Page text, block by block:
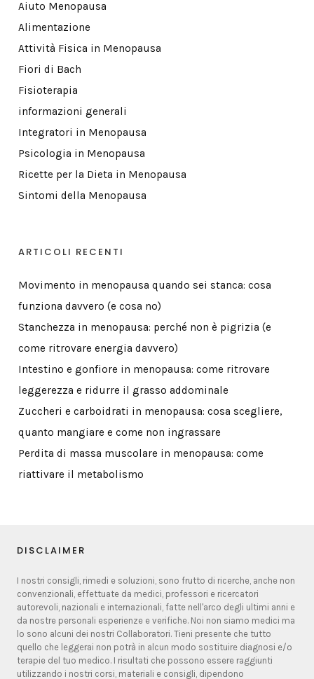
Aiuto Menopausa
Alimentazione
Attività Fisica in Menopausa
Fiori di Bach
Fisioterapia
informazioni generali
Integratori in Menopausa
Psicologia in Menopausa
Ricette per la Dieta in Menopausa
Sintomi della Menopausa
ARTICOLI RECENTI
Movimento in menopausa quando sei stanca: cosa
funziona davvero (e cosa no)
Stanchezza in menopausa: perché non è pigrizia (e
come ritrovare energia davvero)
Intestino e gonfiore in menopausa: come ritrovare
leggerezza e ridurre il grasso addominale
Zuccheri e carboidrati in menopausa: cosa scegliere,
quanto mangiare e come non ingrassare
Perdita di massa muscolare in menopausa: come
riattivare il metabolismo
DISCLAIMER
I nostri consigli, rimedi e soluzioni, sono frutto di ricerche, anche non
convenzionali, effettuate da medici, professori e ricercatori
autorevoli, nazionali e internazionali, fatte nell'arco degli ultimi anni e
da nostre personali esperienze e verifiche. Noi non siamo medici ma
lo sono alcuni dei nostri Collaboratori. Tieni presente che tutto
quello che leggerai non potrà in alcun modo sostituire diagnosi e/o
terapie del tuo medico. I risultati che possono essere raggiunti
utilizzando i nostri corsi, materiali e consigli, dipendono